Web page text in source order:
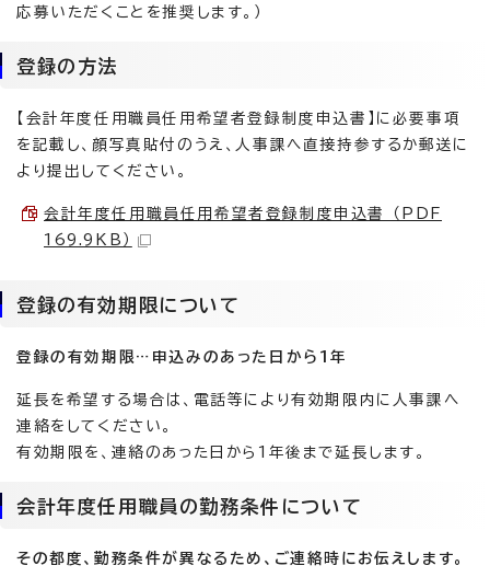
応募いただくことを推奨します。）
登録の方法
【会計年度任用職員任用希望者登録制度申込書】に必要事項
を記載し、顔写真貼付のうえ、人事課へ直接持参するか郵送に
より提出してください。
会計年度任用職員任用希望者登録制度申込書 （PDF
169.9KB）
登録の有効期限について
登録の有効期限…申込みのあった日から1年
延長を希望する場合は、電話等により有効期限内に人事課へ
連絡をしてください。
有効期限を、連絡のあった日から1年後まで延長します。
会計年度任用職員の勤務条件について
その都度、勤務条件が異なるため、ご連絡時にお伝えします。